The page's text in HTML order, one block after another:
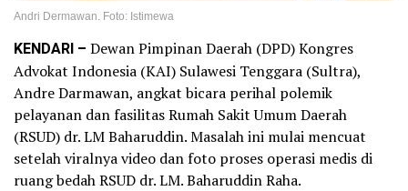
Andri Dermawan. Foto: Istimewa
KENDARI – Dewan Pimpinan Daerah (DPD) Kongres
Advokat Indonesia (KAI) Sulawesi Tenggara (Sultra),
Andre Darmawan, angkat bicara perihal polemik
pelayanan dan fasilitas Rumah Sakit Umum Daerah
(RSUD) dr. LM Baharuddin. Masalah ini mulai mencuat
setelah viralnya video dan foto proses operasi medis di
ruang bedah RSUD dr. LM. Baharuddin Raha.